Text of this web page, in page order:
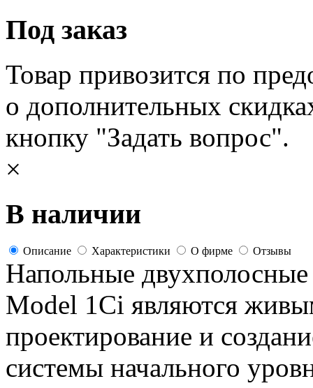
Под заказ
Товар привозится по
о дополнительных
кнопку "Задать вопрос".
×
В наличии
Описание Характеристики О фирме Отзывы
Напольные
Model 1Ci являются
проектирование и
системы начального